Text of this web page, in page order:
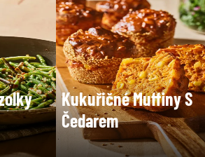
Kukuřičné Muffiny S
Čedarem